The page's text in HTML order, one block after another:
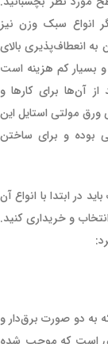
انواع سبک وزن نیز
انعطاف‌پذیری بالای
بسیار کم هزینه است
آن‌ها برای کارها و
ورق مولتی استایل این
بوده و برای ساختن
در ابتدا با انواع آن
و خریداری کنید.
به دو صورت برق‌دار و